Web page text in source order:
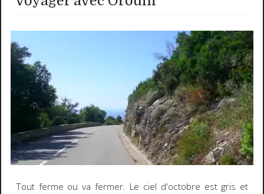
Tout ferme ou va fermer. Le ciel d'octobre est gris et